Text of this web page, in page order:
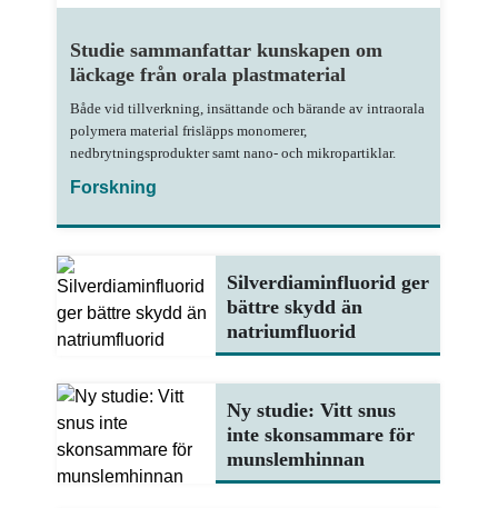
Studie sammanfattar kunskapen om
läckage från orala plastmaterial
Både vid tillverkning, insättande och bärande av intraorala
polymera material frisläpps monomerer,
nedbrytningsprodukter samt nano- och mikropartiklar.
Forskning
Silverdiaminfluorid ger
bättre skydd än
natriumfluorid
Ny studie: Vitt snus
inte skonsammare för
munslemhinnan